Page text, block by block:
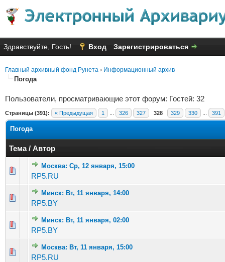
Здравствуйте, Гость! Вход Зарегистрироваться
Главный архивный фонд Рунета › Информационный архив
Погода
Пользователи, просматривающие этот форум: Гостей: 32
Страницы (391): « Предыдущая 1 326 327 328 329 330 391
Погода
Тема/ Автор
Москва: Ср, 12 января, 15:00
RP5.RU
Голосов: 4 - Средняя оценка: 1.75 из 5
1 23 45
Минск: Вт, 11 января, 14:00
RP5.BY
Голосов: 3 - Средняя оценка: 2 из 5
12 345
Минск: Вт, 11 января, 02:00
RP5.BY
Голосов: 2 - Средняя оценка: 2 из 5
12 345
Москва: Вт, 11 января, 15:00
RP5.RU
Голосов: 2 - Средняя оценка: 2 из 5
12345